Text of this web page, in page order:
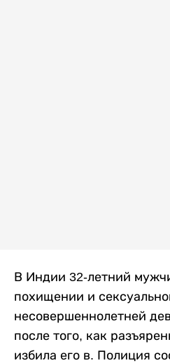
В Индии 32-летний
похищении и
несовершеннолетней
после того, как
избила его в. Полиция